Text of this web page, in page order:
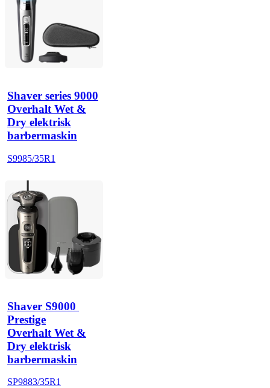
Shaver series 9000
Overhalt Wet &
Dry elektrisk
barbermaskin
S9985/35R1
Shaver S9000
Prestige
Overhalt Wet &
Dry elektrisk
barbermaskin
SP9883/35R1